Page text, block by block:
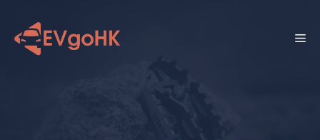
菜